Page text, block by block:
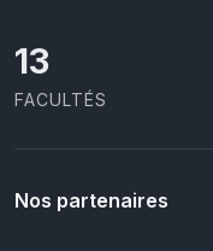
13
FACULTÉS
Nos partenaires